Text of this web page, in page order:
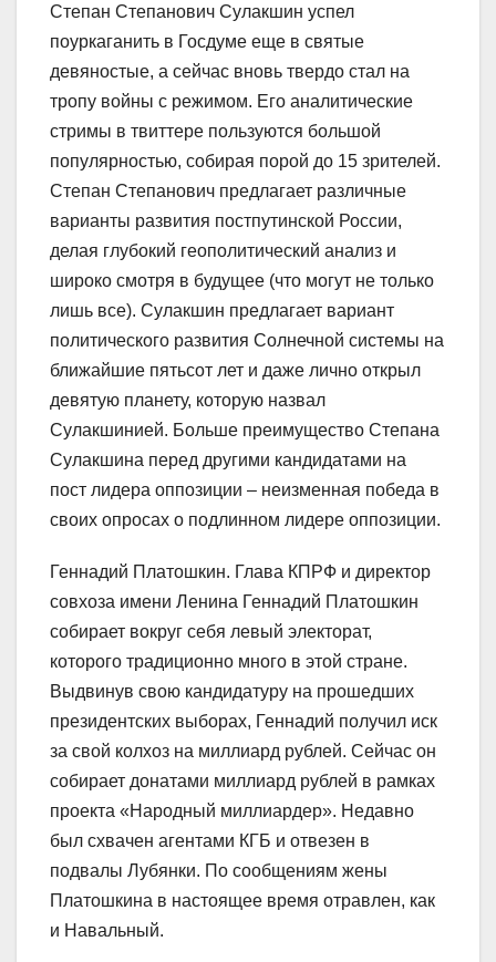
Степан Степанович Сулакшин успел
поуркаганить в Госдуме еще в святые
девяностые, а сейчас вновь твердо стал на
тропу войны с режимом. Его аналитические
стримы в твиттере пользуются большой
популярностью, собирая порой до 15 зрителей.
Степан Степанович предлагает различные
варианты развития постпутинской России,
делая глубокий геополитический анализ и
широко смотря в будущее (что могут не только
лишь все). Сулакшин предлагает вариант
политического развития Солнечной системы на
ближайшие пятьсот лет и даже лично открыл
девятую планету, которую назвал
Сулакшинией. Больше преимущество Степана
Сулакшина перед другими кандидатами на
пост лидера оппозиции – неизменная победа в
своих опросах о подлинном лидере оппозиции.
Геннадий Платошкин. Глава КПРФ и директор
совхоза имени Ленина Геннадий Платошкин
собирает вокруг себя левый электорат,
которого традиционно много в этой стране.
Выдвинув свою кандидатуру на прошедших
президентских выборах, Геннадий получил иск
за свой колхоз на миллиард рублей. Сейчас он
собирает донатами миллиард рублей в рамках
проекта «Народный миллиардер». Недавно
был схвачен агентами КГБ и отвезен в
подвалы Лубянки. По сообщениям жены
Платошкина в настоящее время отравлен, как
и Навальный.